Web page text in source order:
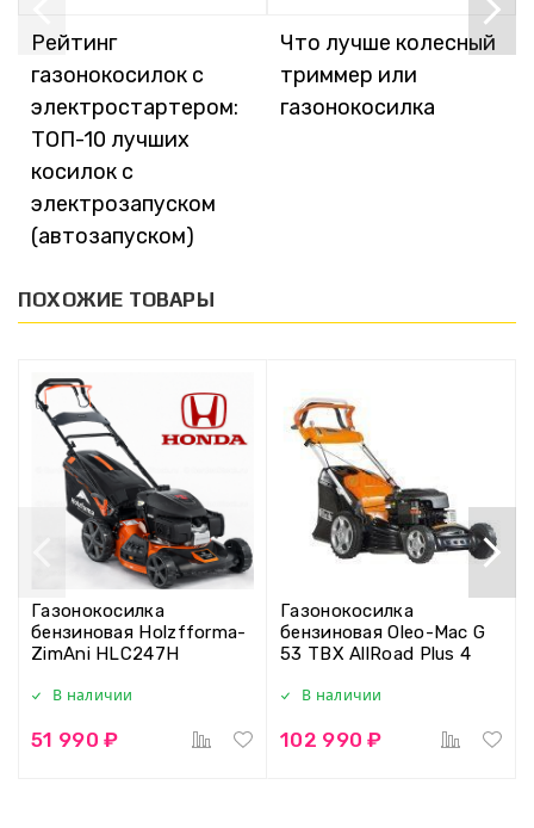
Рейтинг
газонокосилок с
электростартером:
ТОП-10 лучших
косилок с
электрозапуском
(автозапуском)
Что лучше колесный
триммер или
газонокосилка
ПОХОЖИЕ ТОВАРЫ
Газонокосилка
бензиновая Holzfforma-
ZimAni HLC247H
В наличии
51 990 ₽
Газонокосилка
бензиновая Oleo-Mac G
53 TBX AllRoad Plus 4
В наличии
102 990 ₽